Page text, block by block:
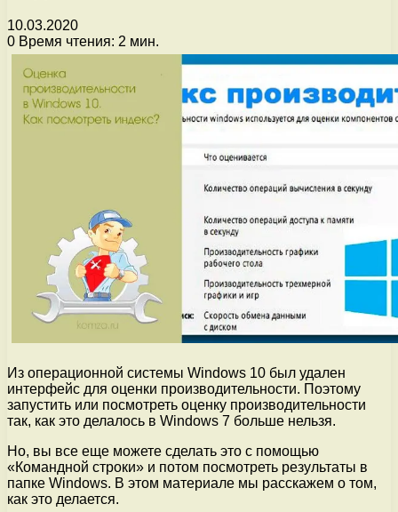
10.03.2020
0 Время чтения: 2 мин.
Из операционной системы Windows 10 был удален
интерфейс для оценки производительности. Поэтому
запустить или посмотреть оценку производительности
так, как это делалось в Windows 7 больше нельзя.
Но, вы все еще можете сделать это с помощью
«Командной строки» и потом посмотреть результаты в
папке Windows. В этом материале мы расскажем о том,
как это делается.